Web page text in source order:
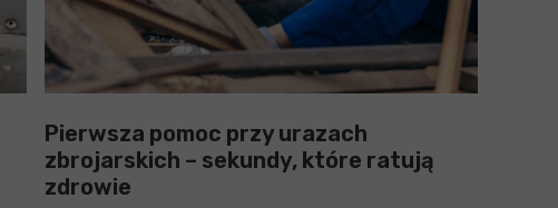
Pierwsza pomoc przy urazach
zbrojarskich – sekundy, które ratują
zdrowie